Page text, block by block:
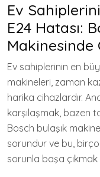
Ev
E24 Hatası:
Makinesinde
Ev sahiplerinin en
makineleri, zaman
harika cihazlardır.
karşılaşmak, bazen
Bosch bulaşık
sorundur ve bu,
sorunla başa çıkmak